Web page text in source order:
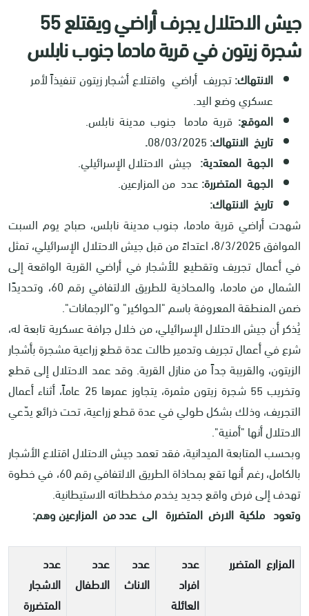
جيش الاحتلال يجرف أراضي ويقتلع 55
شجرة زيتون في قرية مادما جنوب نابلس
الانتهاك:تجريف أراضي واقتلاع أشجار زيتون تنفيذاً لأمر
عسكري وضع اليد.
الموقع: قرية مادما جنوب مدينة نابلس.
تاريخ الانتهاك:08/03/2025
.
الجهة المعتدية: جيش الاحتلال الإسرائيلي.
الجهة المتضررة:عدد من المزارعين.
تاريخ الانتهاك:
شهدت أراضي قرية مادما، جنوب مدينة نابلس، صباح يوم السبت
الموافق 8/3/2025، اعتداءً من قبل جيش الاحتلال الإسرائيلي، تمثل
في أعمال تجريف وتقطيع للأشجار في أراضي القرية الواقعة إلى
الشمال من مادما، والمحاذية للطريق الالتفافي رقم 60، وتحديدًا
ضمن المنطقة المعروفة باسم "الحواكير" و"الرجمانات".
يُذكر أن جيش الاحتلال الإسرائيلي، من خلال جرافة عسكرية تابعة له،
شرع في أعمال تجريف وتدمير طالت عدة قطع زراعية مشجرة بأشجار
الزيتون، والقريبة جداً من منازل القرية. وقد عمد الاحتلال إلى قطع
وتخريب 55 شجرة زيتون مثمرة، يتجاوز عمرها 25 عاماً، أثناء أعمال
التجريف، وذلك بشكل طولي في عدة قطع زراعية، تحت ذرائع يدّعي
الاحتلال أنها "أمنية".
وبحسب المتابعة الميدانية، فقد تعمد جيش الاحتلال اقتلاع الأشجار
بالكامل، رغم أنها تقع بمحاذاة الطريق الالتفافي رقم 60، في خطوة
تهدف إلى فرض واقع جديد يخدم مخططاته الاستيطانية.
وتعود ملكية الارض المتضررة الى عدد من المزارعين وهم:
المزارع المتضرر
عدد
افراد
العائلة
عدد
الاناث
عدد
الاطفال
عدد
الاشجار
المتضررة